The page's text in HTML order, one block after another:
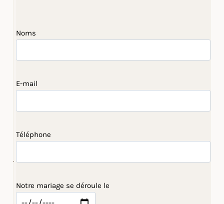
Noms
E-mail
Téléphone
Notre mariage se déroule le